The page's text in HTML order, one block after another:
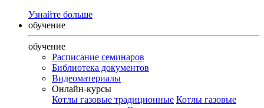
Узнайте больше
обучение
обучение
Расписание семинаров
Библиотека документов
Видеоматериалы
Онлайн-курсы
Котлы газовые традиционные Котлы газовые